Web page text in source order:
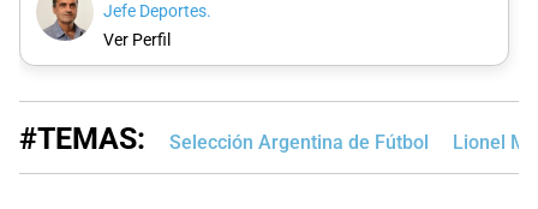
Jefe Deportes.
Ver Perfil
#TEMAS: Selección Argentina de Fútbol Lionel